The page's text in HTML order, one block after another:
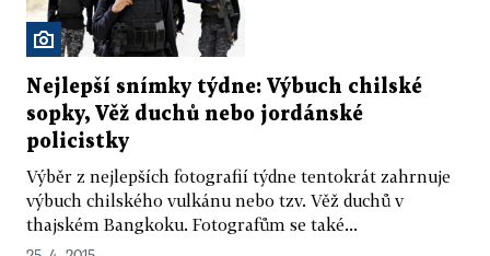
Nejlepší snímky týdne: Výbuch chilské
sopky, Věž duchů nebo jordánské
policistky
Výběr z nejlepších fotografií týdne tentokrát zahrnuje
výbuch chilského vulkánu nebo tzv. Věž duchů v
thajském Bangkoku. Fotografům se také...